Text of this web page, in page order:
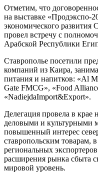
Отметим, что
на выставке «Продэкспо-
экономического
провел встречу с
Арабской Республики
Ставрополье посетили
компаний из Каира,
питания и напитков: «Al
Gate FMCG», «Food
«NadiejdaImport&Export».
Делегация провела в
деловыми и культурными
повышенный интерес
ставропольским товарам,
региональных
расширения рынка сбыта
мировой уровень.